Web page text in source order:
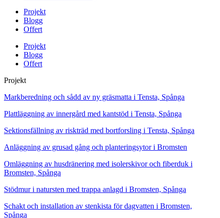
Projekt
Blogg
Offert
Projekt
Blogg
Offert
Projekt
Markberedning och sådd av ny gräsmatta i Tensta, Spånga
Plattläggning av innergård med kantstöd i Tensta, Spånga
Sektionsfällning av riskträd med bortforsling i Tensta, Spånga
Anläggning av grusad gång och planteringsytor i Bromsten
Omläggning av husdränering med isolerskivor och fiberduk i
Bromsten, Spånga
Stödmur i natursten med trappa anlagd i Bromsten, Spånga
Schakt och installation av stenkista för dagvatten i Bromsten,
Spånga